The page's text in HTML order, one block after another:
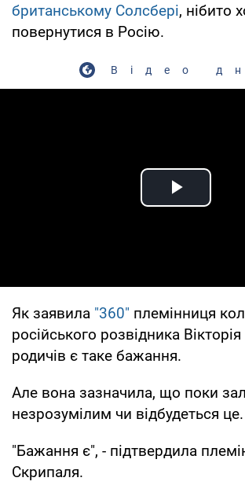
британському Солсбері, нібито
повернутися в Росію.
Відео
Play
Як заявила "360" племінниця
російського розвідника
родичів є таке бажання.
Але вона зазначила, що поки
незрозумілим чи відбудеться це.
"Бажання є", - підтвердила
Скрипаля.